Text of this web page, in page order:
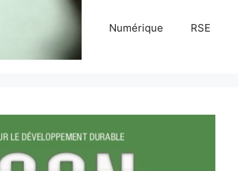
Numérique RSE